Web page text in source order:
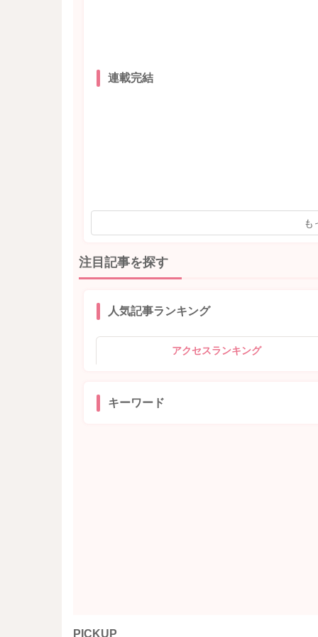
連載完結
も
注目記事を探す
人気記事ランキング
アクセスランキング
キーワード
PICKUP